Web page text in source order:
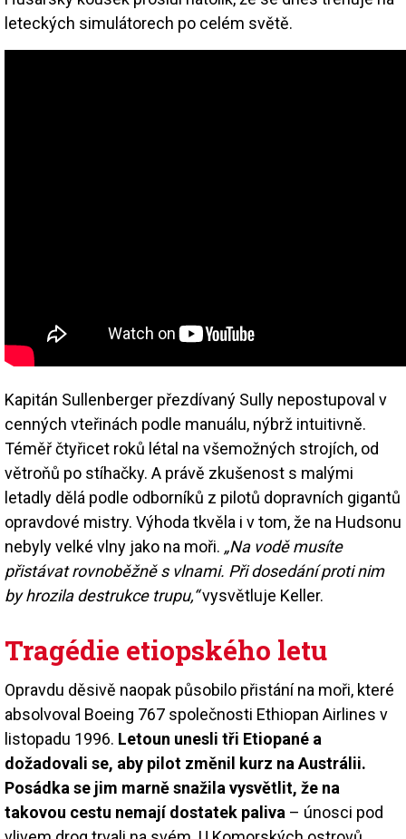
leteckých simulátorech po celém světě.
Kapitán Sullenberger přezdívaný Sully nepostupoval v
cenných vteřinách podle manuálu, nýbrž intuitivně.
Téměř čtyřicet roků létal na všemožných strojích, od
větroňů po stíhačky. A právě zkušenost s malými
letadly dělá podle odborníků z pilotů dopravních gigantů
opravdové mistry. Výhoda tkvěla i v tom, že na Hudsonu
nebyly velké vlny jako na moři. „Na vodě musíte
přistávat rovnoběžně s vlnami. Při dosedání proti nim
by hrozila destrukce trupu,“vysvětluje Keller.
Tragédie etiopského letu
Opravdu děsivě naopak působilo přistání na moři, které
absolvoval Boeing 767 společnosti Ethiopan Airlines v
listopadu 1996. Letoun unesli tři Etiopané a
dožadovali se, aby pilot změnil kurz na Austrálii.
Posádka se jim marně snažila vysvětlit, že na
takovou cestu nemají dostatek paliva – únosci pod